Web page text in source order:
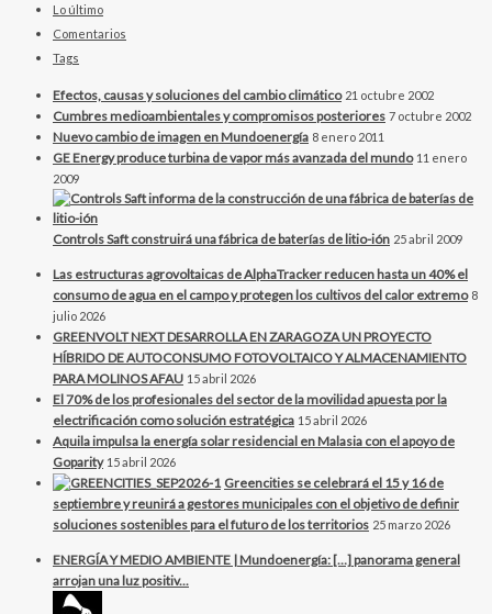
Lo último
Comentarios
Tags
Efectos, causas y soluciones del cambio climático 21 octubre 2002
Cumbres medioambientales y compromisos posteriores 7 octubre 2002
Nuevo cambio de imagen en Mundoenergía 8 enero 2011
GE Energy produce turbina de vapor más avanzada del mundo 11 enero
2009
Controls Saft construirá una fábrica de baterías de litio-ión 25 abril 2009
Las estructuras agrovoltaicas de AlphaTracker reducen hasta un 40% el
consumo de agua en el campo y protegen los cultivos del calor extremo 8
julio 2026
GREENVOLT NEXT DESARROLLA EN ZARAGOZA UN PROYECTO
HÍBRIDO DE AUTOCONSUMO FOTOVOLTAICO Y ALMACENAMIENTO
PARA MOLINOS AFAU 15 abril 2026
El 70% de los profesionales del sector de la movilidad apuesta por la
electrificación como solución estratégica 15 abril 2026
Aquila impulsa la energía solar residencial en Malasia con el apoyo de
Goparity 15 abril 2026
Greencities se celebrará el 15 y 16 de
septiembre y reunirá a gestores municipales con el objetivo de definir
soluciones sostenibles para el futuro de los territorios 25 marzo 2026
ENERGÍA Y MEDIO AMBIENTE | Mundoenergía: […] panorama general
arrojan una luz positiv...